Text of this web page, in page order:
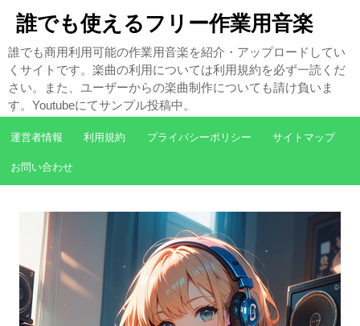
誰でも使えるフリー作業用音楽
誰でも商用利用可能の作業用音楽を紹介・アップロードしてい
くサイトです。楽曲の利用については利用規約を必ず一読くだ
さい。また、ユーザーからの楽曲制作についても請け負いま
す。Youtubeにてサンプル投稿中。
運営者情報 利用規約 プライバシーポリシー サイトマップ
お問い合わせ